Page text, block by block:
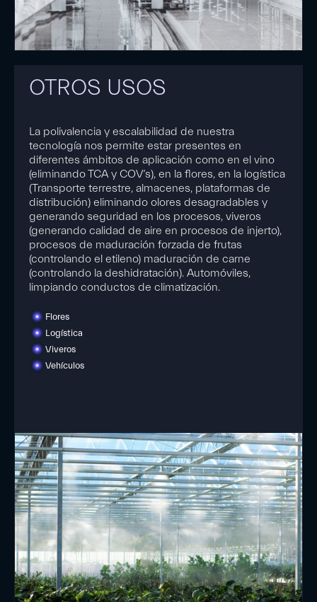
OTROS USOS
La polivalencia y escalabilidad de nuestra
tecnología nos permite estar presentes en
diferentes ámbitos de aplicación como en el vino
(eliminando TCA y COV’s), en la flores, en la logística
(Transporte terrestre, almacenes, plataformas de
distribución) eliminando olores desagradables y
generando seguridad en los procesos, viveros
(generando calidad de aire en procesos de injerto),
procesos de maduración forzada de frutas
(controlando el etileno) maduración de carne
(controlando la deshidratación). Automóviles,
limpiando conductos de climatización.
Flores
Logística
Viveros
Vehículos